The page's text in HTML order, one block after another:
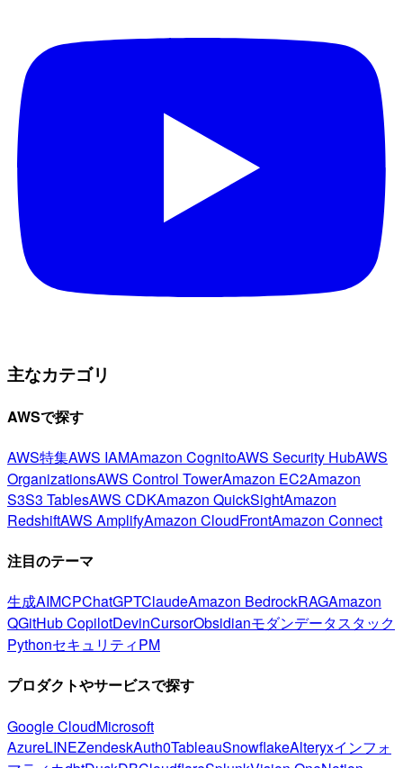
主なカテゴリ
AWSで探す
AWS特集AWS IAMAmazon CognitoAWS Security HubAWS
OrganizationsAWS Control TowerAmazon EC2Amazon
S3S3 TablesAWS CDKAmazon QuickSightAmazon
RedshiftAWS AmplifyAmazon CloudFrontAmazon Connect
注目のテーマ
生成AIMCPChatGPTClaudeAmazon BedrockRAGAmazon
QGitHub CopilotDevinCursorObsidianモダンデータスタック
PythonセキュリティPM
プロダクトやサービスで探す
Google CloudMicrosoft
AzureLINEZendeskAuth0TableauSnowflakeAlteryxインフォ